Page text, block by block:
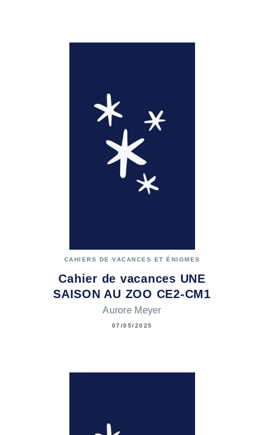
CAHIERS DE VACANCES ET ÉNIGMES
Cahier de vacances UNE
SAISON AU ZOO CE2-CM1
Aurore Meyer
07/05/2025